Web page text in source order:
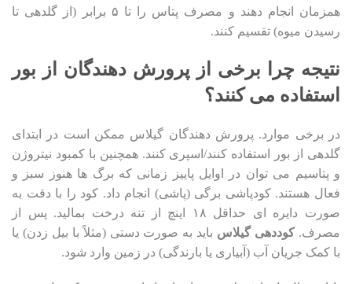
همزمان انجام دهند و مصرف پتاس را تا ۵ برابر (از گلدهی تا
رسیدن میوه) تقسیم کنند.
نتیجه چرا برخی از پرورش دهندگان از بور
استفاده می کنند؟
در برخی موارد. پرورش دهندگان گیلاس ممکن است در ابتدای
گلدهی از بور استفاده کنند/اسپری کنند. همچنین با کمبود نیتروژن
و پتاسیم می توان در اوایل پاییز زمانی که برگ ها هنوز سبز و
فعال هستند. کودپاشی برگی (پاشی) انجام داد. کود را با دقت به
صورت دایره ای حداقل ۱۸ اینچ از تنه درخت بمالید. پس از
مصرف.کوددهی گیلاس باید به صورت دستی (مثلاً با بیل زدن) یا
با کمک جریان آب (آبیاری یا بارندگی) در زمین وارد شود.